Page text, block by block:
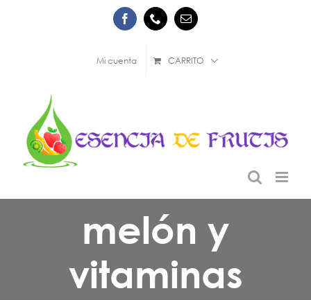
FacebookPhone Correo
electrónico
Mi cuenta CARRITO
melón y
vitaminas